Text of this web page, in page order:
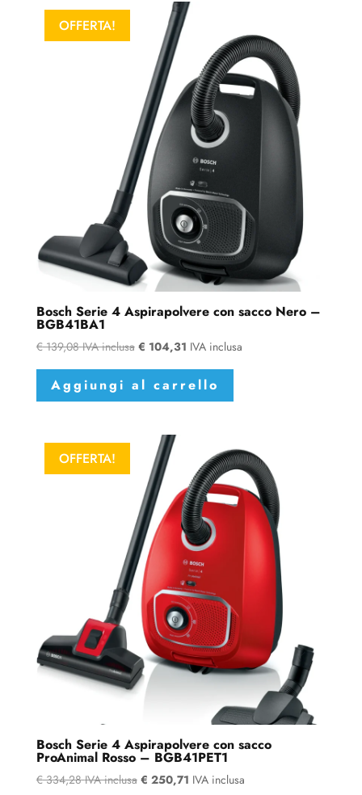
OFFERTA!
Bosch Serie 4 Aspirapolvere con sacco Nero –
BGB41BA1
€139,08 IVA inclusa € 104,31 IVA inclusa
Aggiungi al carrello
OFFERTA!
Bosch Serie 4 Aspirapolvere con sacco
ProAnimal Rosso – BGB41PET1
€334,28 IVA inclusa € 250,71 IVA inclusa